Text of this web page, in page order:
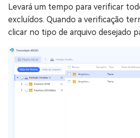
Levará um tempo para verificar
excluídos. Quando a verificação
clicar no tipo de arquivo desejado